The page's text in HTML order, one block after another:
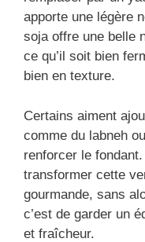
apporte une légère
soja offre une belle
ce qu’il soit bien
bien en texture.
Certains aiment
comme du labneh
renforcer le
transformer cette
gourmande, sans
c’est de garder un
et fraîcheur.